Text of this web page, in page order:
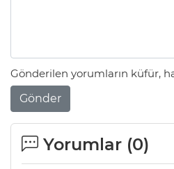
Gönderilen yorumların küfür,
Gönder
Yorumlar (0)